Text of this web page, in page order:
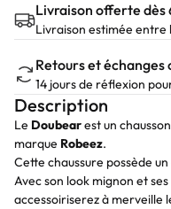
Livraison offerte
Livraison estimée entre
Retours et
14 jours de réflexion
Description
Le Doubearest un
marque Robeez.
Cette chaussure possède
Avec son look mignon et
accessoiriserez à merveille